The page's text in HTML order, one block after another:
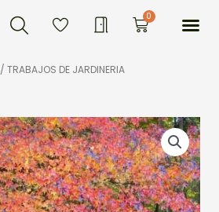
Buscar 0Carrito
/ TRABAJOS DE JARDINERIA